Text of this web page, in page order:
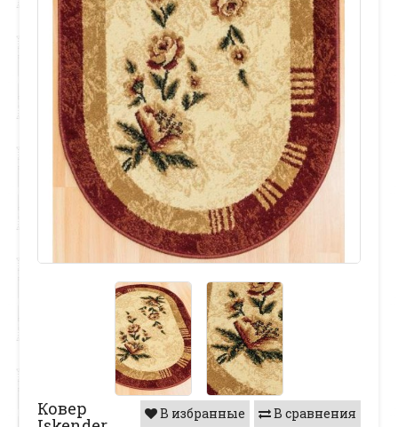
В сравнения
В избранные
Ковер